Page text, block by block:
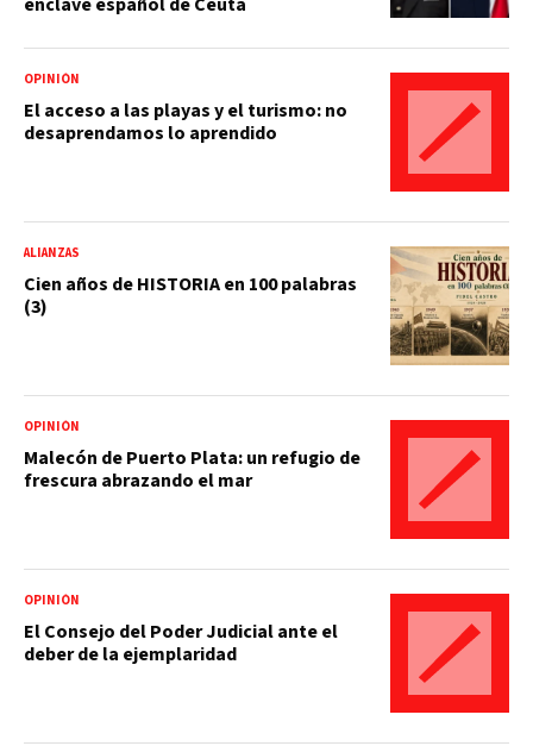
OPINIÓN
El acceso a las playas y el turismo: no
desaprendamos lo aprendido
ALIANZAS
Cien años de HISTORIA en 100 palabras
(3)
OPINIÓN
Malecón de Puerto Plata: un refugio de
frescura abrazando el mar
OPINIÓN
El Consejo del Poder Judicial ante el
deber de la ejemplaridad